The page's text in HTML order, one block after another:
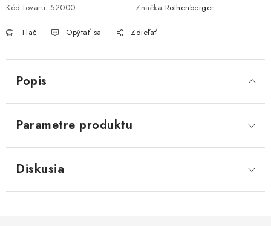
Kód tovaru: 52000 Značka:Rothenberger
Tlač Opýtať sa Zdieľať
Popis
Parametre produktu
Diskusia